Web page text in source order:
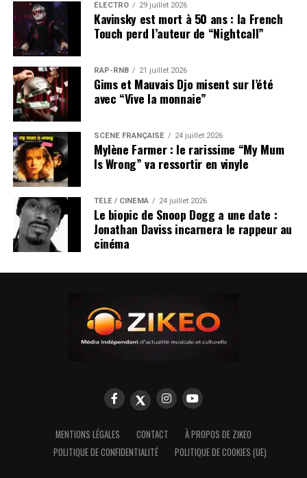
ÉLECTRO 29 juillet 2026
Kavinsky est mort à 50 ans : la French
Touch perd l’auteur de “Nightcall”
RAP-RNB 21 juillet 2026
Gims et Mauvais Djo misent sur l’été
avec “Vive la monnaie”
SCÈNE FRANÇAISE 24 juillet 2026
Mylène Farmer : le rarissime “My Mum
Is Wrong” va ressortir en vinyle
TÉLÉ / CINÉMA 24 juillet 2026
Le biopic de Snoop Dogg a une date :
Jonathan Daviss incarnera le rappeur au
cinéma
MENTIONS LÉGALES CONTACT
À PROPOS DE ZIKEO
POLITIQUE DE CONFIDENTIALITÉ
POLITIQUE DE COOKIES (UE)